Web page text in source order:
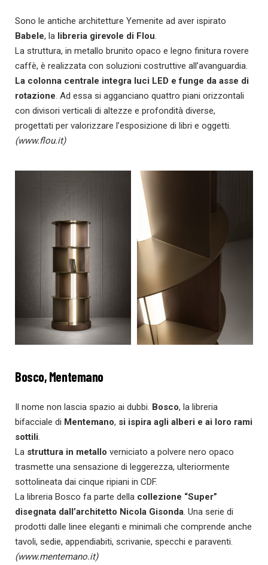
Sono le antiche architetture Yemenite ad aver ispirato
Babele, la libreria girevole di Flou.
La struttura, in metallo brunito opaco e legno finitura rovere
caffè, è realizzata con soluzioni costruttive all’avanguardia.
La colonna centrale integra luci LED e funge da asse di
rotazione. Ad essa si agganciano quattro piani orizzontali
con divisori verticali di altezze e profondità diverse,
progettati per valorizzare l’esposizione di libri e oggetti.
(www.flou.it)
Bosco, Mentemano
Il nome non lascia spazio ai dubbi. Bosco, la libreria
bifacciale di Mentemano, si ispira agli alberi e ai loro rami
sottili
La struttura in metallo verniciato a polvere nero opaco
trasmette una sensazione di leggerezza, ulteriormente
sottolineata dai cinque ripiani in CDF.
La libreria Bosco fa parte della collezione “Super”
disegnata dall’architetto Nicola Gisonda . Una serie di
prodotti dalle linee eleganti e minimali che comprende anche
tavoli, sedie, appendiabiti, scrivanie, specchi e paraventi.
(www.mentemano.it)